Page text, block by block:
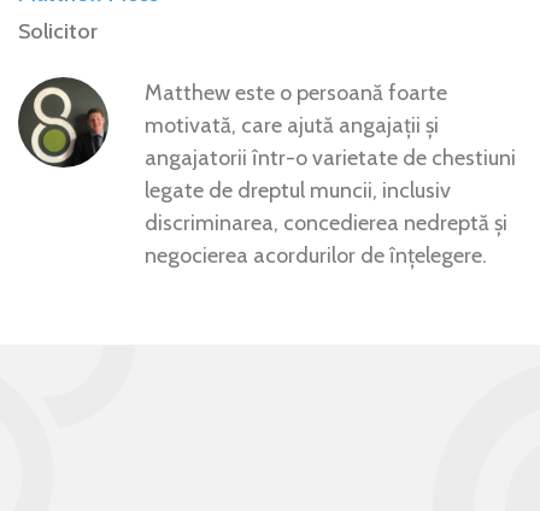
Solicitor
Matthew este o persoană foarte
motivată, care ajută angajații și
angajatorii într-o varietate de chestiuni
legate de dreptul muncii, inclusiv
discriminarea, concedierea nedreptă și
negocierea acordurilor de înțelegere.